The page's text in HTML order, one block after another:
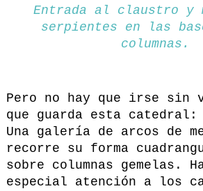
Entrada al claustro y
serpientes en las
columnas.
Pero no hay que irse sin
que guarda esta
Una galería de arcos de
recorre su forma
sobre columnas gemelas.
especial atención a los